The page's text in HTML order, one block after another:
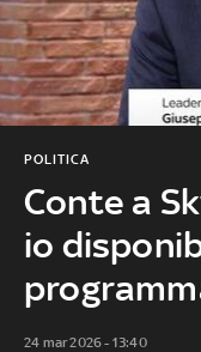
Conte a
io
POLITICA
24 mar 2026 - 13:40